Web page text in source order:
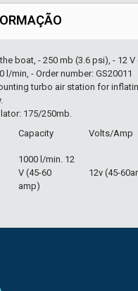
boat, - 250 mb (3.6 psi), - 12 V
l/min, - Order number: GS20011
turbo air station for
175/250mb.
Capacity Volts/Amp
1000 l/min. 12
V (45-60
amp)
12v (45-